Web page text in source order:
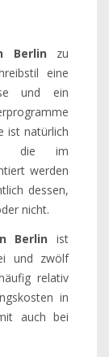
Berlin zu
eine
und ein
ist natürlich
die im
werden
dessen,
nicht.
Berlin ist
und zwölf
relativ
in
auch bei